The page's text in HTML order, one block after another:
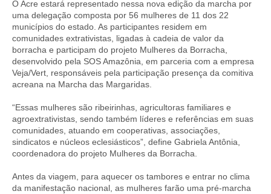
O Acre estará representado nessa nova edição da marcha por
uma delegação composta por 56 mulheres de 11 dos 22
municípios do estado. As participantes residem em
comunidades extrativistas, ligadas à cadeia de valor da
borracha e participam do projeto Mulheres da Borracha,
desenvolvido pela SOS Amazônia, em parceria com a empresa
Veja/Vert, responsáveis pela participação presença da comitiva
acreana na Marcha das Margaridas.
“Essas mulheres são ribeirinhas, agricultoras familiares e
agroextrativistas, sendo também líderes e referências em suas
comunidades, atuando em cooperativas, associações,
sindicatos e núcleos eclesiásticos”, define Gabriela Antônia,
coordenadora do projeto Mulheres da Borracha.
Antes da viagem, para aquecer os tambores e entrar no clima
da manifestação nacional, as mulheres farão uma pré-marcha